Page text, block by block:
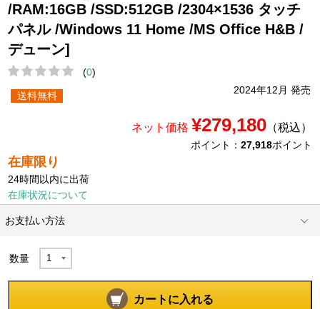
/RAM:16GB /SSD:512GB /2304×1536 タッチ
パネル /Windows 11 Home /MS Office H&B /
デューン]
(0)
2024年12月 発売
送料無料
ネット価格 ¥279,180（税込）
ポイント： 27,918ポイント
在庫限り
24時間以内に出荷
在庫状況について
お支払い方法
数量
カートに入れる